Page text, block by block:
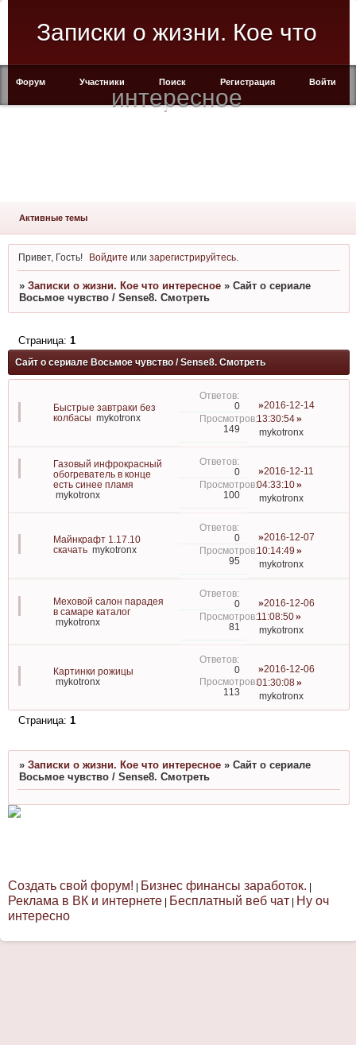
Записки о жизни. Кое что
интересное
Форум Участники Поиск Регистрация Войти
Активные темы
Привет, Гость! Войдите илизарегистрируйтесь
» Записки о жизни. Кое что интересное » Сайт о сериале
Восьмое чувство / Sense8. Смотреть
Сайт о сериале Восьмое чувство / Sense8. Смотреть
Страница: 1
Быстрые завтраки без
колбасы mykotronx
0
149
2016-12-14
13:30:54
mykotronx
Газовый инфрокрасный
обогреватель в конце
есть синее пламя
mykotronx
0
100
2016-12-11
04:33:10
mykotronx
Майнкрафт 1.17.10
скачать mykotronx
0
95
2016-12-07
10:14:49
mykotronx
Меховой салон парадея
в самаре каталог
mykotronx
0
81
2016-12-06
11:08:50
mykotronx
Картинки рожицы
mykotronx
0
113
2016-12-06
01:30:08
mykotronx
Страница: 1
» Записки о жизни. Кое что интересное » Сайт о сериале
Восьмое чувство / Sense8. Смотреть
Создать свой форум! Бизнес финансы заработок.
Реклама в ВК и интернете Бесплатный веб чат Ну оч
интересно